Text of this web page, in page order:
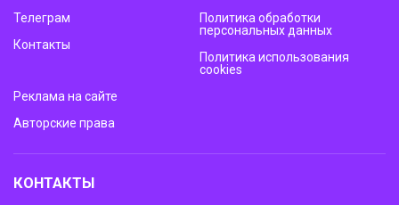
Телеграм
Контакты
Политика обработки
персональных данных
Политика использования
cookies
Реклама на сайте
Авторские права
КОНТАКТЫ